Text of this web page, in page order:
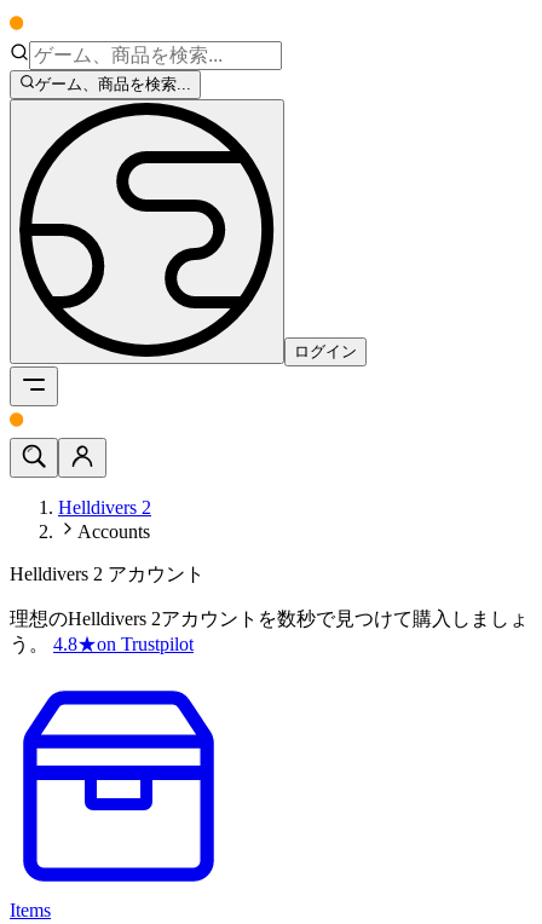
ゲーム、商品を検索...
ログイン
Helldivers 2
Accounts
Helldivers 2 アカウント
理想のHelldivers 2アカウントを数秒で見つけて購入しましょ
う。
4.8★on Trustpilot
Items